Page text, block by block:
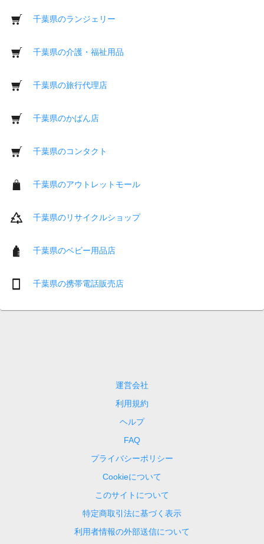
千葉県のランジェリー
千葉県の介護・福祉用品
千葉県の旅行代理店
千葉県のかばん店
千葉県のコンタクト
千葉県のアウトレットモール
千葉県のリサイクルショップ
千葉県のベビー用品店
千葉県の携帯電話販売店
運営会社
利用規約
ヘルプ
FAQ
プライバシーポリシー
Cookieについて
このサイトについて
特定商取引法に基づく表示
利用者情報の外部送信について